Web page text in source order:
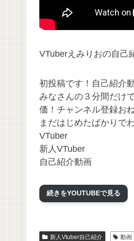
VTuberえみりおの自己
初投稿です！自己紹介
みなさんの３分間だけ
価！チャンネル登録お
まだはじめたばかりで
VTuber
新人VTuber
自己紹介動画
続きをYOUTUBEで見る
新人Vtuber自己紹介 動画